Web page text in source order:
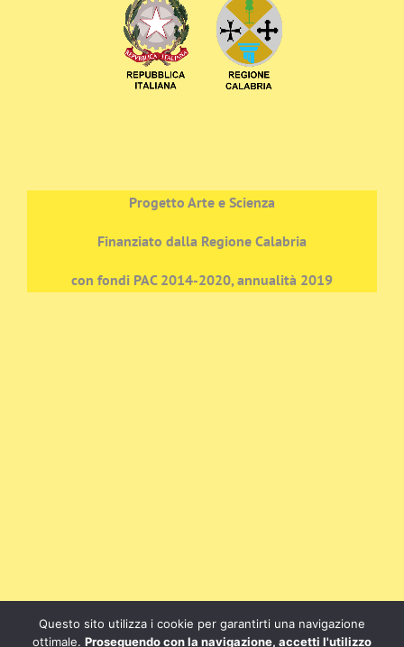
Progetto Arte e Scienza
Finanziato dalla Regione Calabria
con fondi PAC 2014-2020, annualità 2019
Questo sito utilizza i cookie per garantirti una navigazione
ottimale. Proseguendo con la navigazione, accetti l'utilizzo